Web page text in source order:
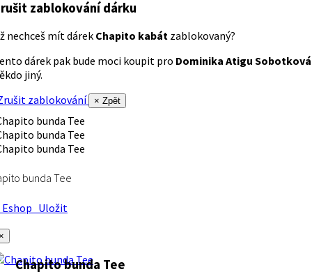
zablokování dárku
nechceš mít dárek Chapito kabát zablokovaný?
dárek pak bude moci koupit pro Dominika Atigu Sobotková
jiný.
zablokování
× Zpět
bunda Tee
Uložit
Chapito bunda Tee